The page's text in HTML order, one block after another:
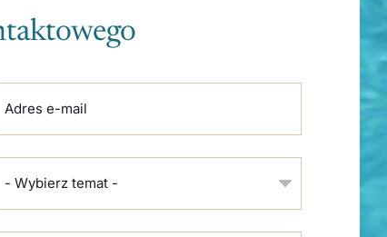
Adres e-mail
- Wybierz temat -